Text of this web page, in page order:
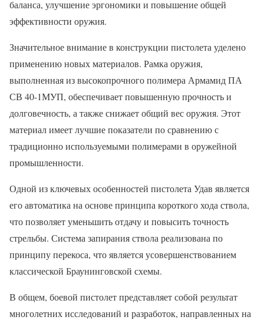
баланса, улучшение эргономики и повышение общей
эффективности оружия.
Значительное внимание в конструкции пистолета уделено
применению новых материалов. Рамка оружия,
выполненная из высокопрочного полимера Армамид ПА
СВ 40-1МУП, обеспечивает повышенную прочность и
долговечность, а также снижает общий вес оружия. Этот
материал имеет лучшие показатели по сравнению с
традиционно используемыми полимерами в оружейной
промышленности.
Одной из ключевых особенностей пистолета Удав является
его автоматика на основе принципа короткого хода ствола,
что позволяет уменьшить отдачу и повысить точность
стрельбы. Система запирания ствола реализована по
принципу перекоса, что является усовершенствованием
классической Браунинговской схемы.
В общем, боевой пистолет представляет собой результат
многолетних исследований и разработок, направленных на